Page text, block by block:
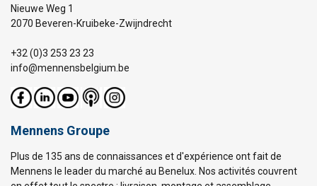
Nieuwe Weg 1
2070 Beveren-Kruibeke-Zwijndrecht
+32 (0)3 253 23 23
info@mennensbelgium.be
Mennens Groupe
Plus de 135 ans de connaissances et d'expérience ont fait de
Mennens le leader du marché au Benelux. Nos activités couvrent